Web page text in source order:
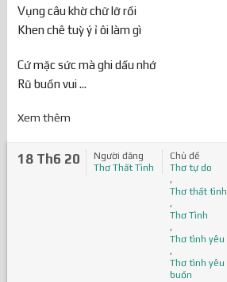
Vụng câu khờ chữ lỡ rồi
Khen chê tuỳ ý ỉ ôi làm gì
Cứ mặc sức mà ghi dấu nhớ
Rũ buồn vui ...
Xem thêm
18 Th6 20
Người đăng
Thơ Thất Tình
Chủ đề
Thơ tự do
,
Thơ thất tình
,
Thơ Tình
,
Thơ tình yêu
,
Thơ tình yêu
buồn